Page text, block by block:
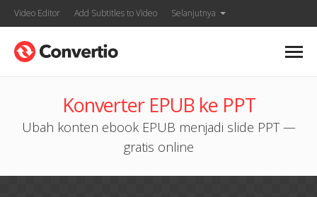
Video Editor Add Subtitles to Video Selanjutnya
Konverter EPUB ke PPT
Ubah konten ebook EPUB menjadi slide PPT —
gratis online